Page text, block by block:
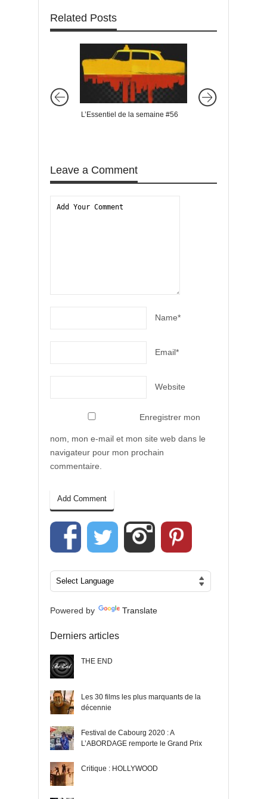
Related Posts
L’Essentiel de la semaine #56
Leave a Comment
Name*
Email*
Website
Enregistrer mon
nom, mon e-mail et mon site web dans le
navigateur pour mon prochain
commentaire.
Powered by Translate
Derniers articles
THE END
Les 30 films les plus marquants de la
décennie
Festival de Cabourg 2020 : A
L’ABORDAGE remporte le Grand Prix
Critique : HOLLYWOOD